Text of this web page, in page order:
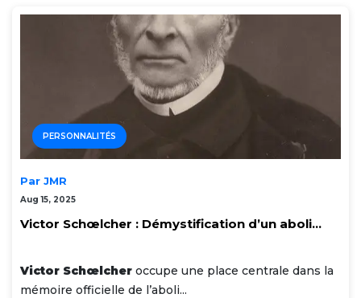
PERSONNALITÉS
Par JMR
Aug 15, 2025
Victor Schœlcher : Démystification d’un aboli...
Victor Schœlcher occupe une place centrale dans la
mémoire officielle de l’aboli...